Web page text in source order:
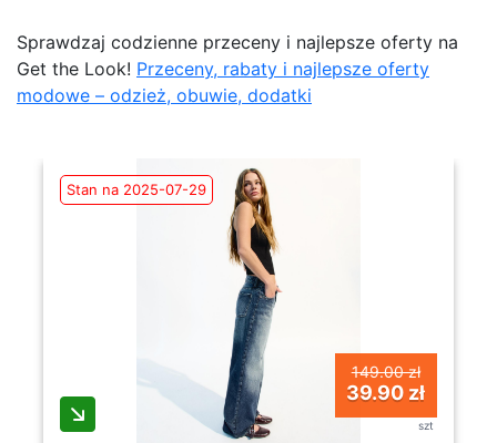
Sprawdzaj codzienne przeceny i najlepsze oferty na
Get the Look! Przeceny, rabaty i najlepsze oferty
modowe – odzież, obuwie, dodatki
Stan na 2025-07-29
149.00 zł
39.90 zł
szt